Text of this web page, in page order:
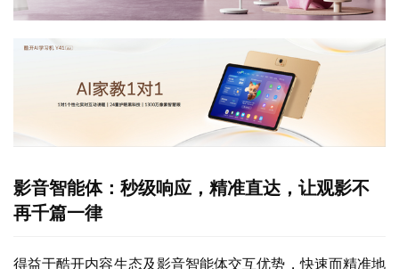
影音智能体：秒级响应，精准直达，让观影不
再千篇⼀律
得益于酷开内容生态及影音智能体交互优势，快速而精准地